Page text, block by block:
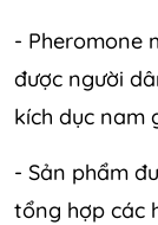
- Pheromone
được người
kích dục nam
- Sản phẩm
tổng hợp các